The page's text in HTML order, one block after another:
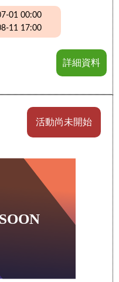
01 00:00
11 17:00
詳細資料
活動尚未開始